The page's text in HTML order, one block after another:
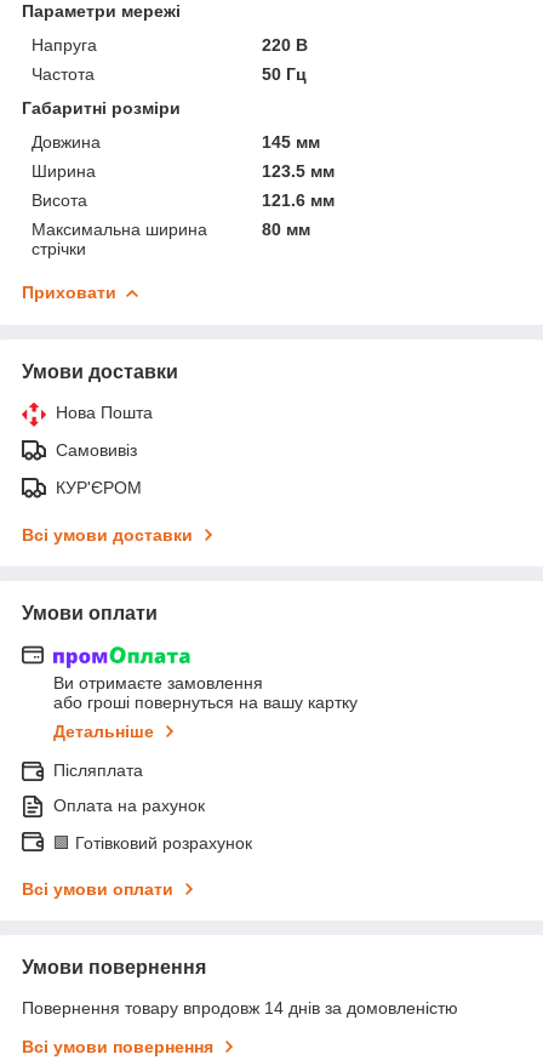
Параметри мережі
Напруга
220 В
Частота
50 Гц
Габаритні розміри
Довжина
145 мм
Ширина
123.5 мм
Висота
121.6 мм
Максимальна ширина
стрічки
80 мм
Приховати
Умови доставки
Нова Пошта
Самовивіз
КУР'ЄРОМ
Всі умови доставки
Умови оплати
Ви отримаєте замовлення
або гроші повернуться на вашу картку
Детальніше
Післяплата
Оплата на рахунок
🟩 Готівковий розрахунок
Всі умови оплати
Умови повернення
Повернення товару впродовж 14 днів за домовленістю
Всі умови повернення